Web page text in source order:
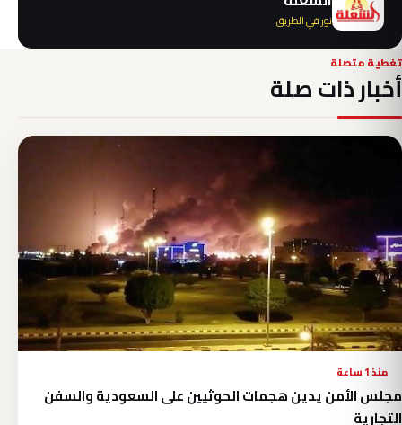
نور في الطريق
تغطية متصلة
أخبار ذات صلة
منذ 1 ساعة
مجلس الأمن يدين هجمات الحوثيين على السعودية والسفن
التجارية